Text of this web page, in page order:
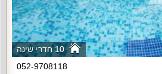
10 חדרי שינה
052-9708118